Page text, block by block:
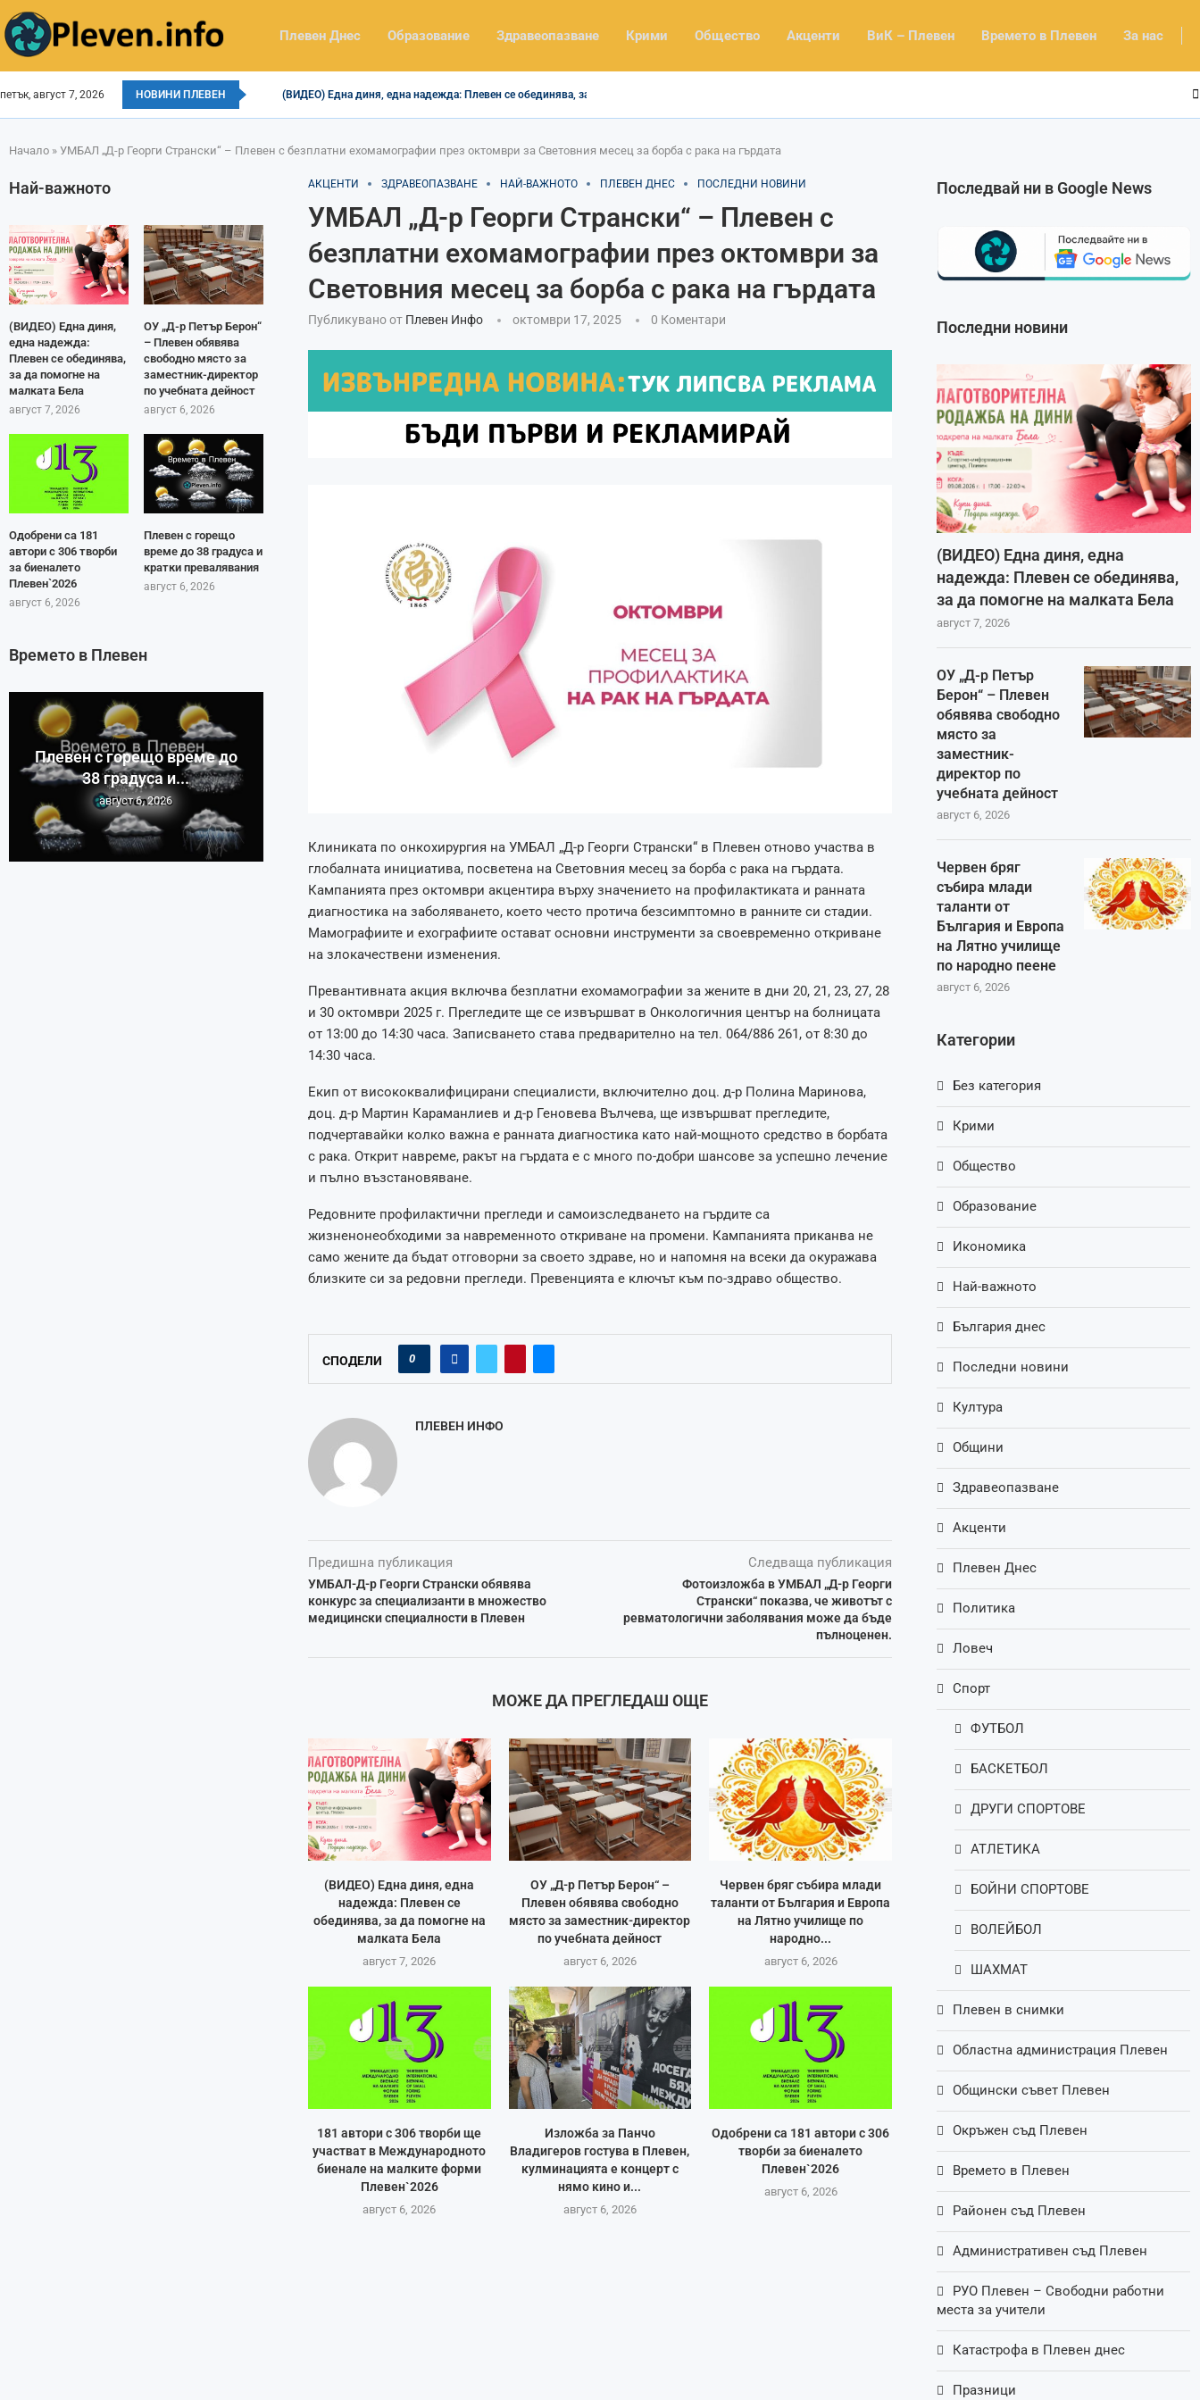
Плевен Днес Образование Здравеопазване Крими Общество Акценти ВиК – Плевен Времето в Плевен За нас
петък, август 7, 2026 НОВИНИ ПЛЕВЕН (ВИДЕО) Една диня, една надежда: Плевен се обединява, за да помогне...
Начало » УМБАЛ „Д-р Георги Странски“ – Плевен с безплатни ехомамографии през октомври за Световния месец за борба с рака на гърдата
АКЦЕНТИ ЗДРАВЕОПАЗВАНЕ НАЙ-ВАЖНОТО ПЛЕВЕН ДНЕС ПОСЛЕДНИ НОВИНИ
УМБАЛ „Д-р Георги Странски“ – Плевен с
безплатни ехомамографии през октомври за
Световния месец за борба с рака на гърдата
Публикувано от Плевен Инфо октомври 17, 2025 0 Коментари
Клиниката по онкохирургия на УМБАЛ „Д-р Георги Странски“ в Плевен отново участва в
глобалната инициатива, посветена на Световния месец за борба с рака на гърдата.
Кампанията през октомври акцентира върху значението на профилактиката и ранната
диагностика на заболяването, което често протича безсимптомно в ранните си стадии.
Мамографиите и ехографиите остават основни инструменти за своевременно откриване
на злокачествени изменения.
Превантивната акция включва безплатни ехомамографии за жените в дни 20, 21, 23, 27, 28
и 30 октомври 2025 г. Прегледите ще се извършват в Онкологичния център на болницата
от 13:00 до 14:30 часа. Записването става предварително на тел. 064/886 261, от 8:30 до
14:30 часа.
Екип от висококвалифицирани специалисти, включително доц. д-р Полина Маринова,
доц. д-р Мартин Караманлиев и д-р Геновева Вълчева, ще извършват прегледите,
подчертавайки колко важна е ранната диагностика като най-мощното средство в борбата
с рака. Открит навреме, ракът на гърдата е с много по-добри шансове за успешно лечение
и пълно възстановяване.
Редовните профилактични прегледи и самоизследването на гърдите са
жизненонеобходими за навременното откриване на промени. Кампанията приканва не
само жените да бъдат отговорни за своето здраве, но и напомня на всеки да окуражава
близките си за редовни прегледи. Превенцията е ключът към по-здраво общество.
СПОДЕЛИ 0
ПЛЕВЕН ИНФО
Предишна публикация
УМБАЛ-Д-р Георги Странски обявява
конкурс за специализанти в множество
медицински специалности в Плевен
Следваща публикация
Фотоизложба в УМБАЛ „Д-р Георги
Странски“ показва, че животът с
ревматологични заболявания може да бъде
пълноценен.
МОЖЕ ДА ПРЕГЛЕДАШ ОЩЕ
(ВИДЕО) Една диня, една
надежда: Плевен се
обединява, за да помогне на
малката Бела
август 7, 2026
ОУ „Д-р Петър Берон“ –
Плевен обявява свободно
място за заместник-директор
по учебната дейност
август 6, 2026
Червен бряг събира млади
таланти от България и Европа
на Лятно училище по
народно...
август 6, 2026
181 автори с 306 творби ще
участват в Международното
биенале на малките форми
Плевен`2026
август 6, 2026
Изложба за Панчо
Владигеров гостува в Плевен,
кулминацията е концерт с
нямо кино и...
август 6, 2026
Одобрени са 181 автори с 306
творби за биеналето
Плевен`2026
август 6, 2026
Последвай ни в Google News
Последни новини
(ВИДЕО) Една диня, една
надежда: Плевен се обединява,
за да помогне на малката Бела
август 7, 2026
ОУ „Д-р Петър
Берон“ – Плевен
обявява свободно
място за
заместник-
директор по
учебната дейност
август 6, 2026
Червен бряг
събира млади
таланти от
България и Европа
на Лятно училище
по народно пеене
август 6, 2026
Категории
Без категория
Крими
Общество
Образование
Икономика
Най-важното
България днес
Последни новини
Култура
Общини
Здравеопазване
Акценти
Плевен Днес
Политика
Ловеч
Спорт
ФУТБОЛ
БАСКЕТБОЛ
ДРУГИ СПОРТОВЕ
АТЛЕТИКА
БОЙНИ СПОРТОВЕ
ВОЛЕЙБОЛ
ШАХМАТ
Плевен в снимки
Областна администрация Плевен
Общински съвет Плевен
Окръжен съд Плевен
Времето в Плевен
Районен съд Плевен
Административен съд Плевен
РУО Плевен – Свободни работни
места за учители
Катастрофа в Плевен днес
Празници
Най-важното
(ВИДЕО) Една диня,
една надежда:
Плевен се обединява,
за да помогне на
малката Бела
август 7, 2026
ОУ „Д-р Петър Берон“
– Плевен обявява
свободно място за
заместник-директор
по учебната дейност
август 6, 2026
Одобрени са 181
автори с 306 творби
за биеналето
Плевен`2026
август 6, 2026
Плевен с горещо
време до 38 градуса и
кратки превалявания
август 6, 2026
Времето в Плевен
Плевен с горещо време до
38 градуса и...
август 6, 2026